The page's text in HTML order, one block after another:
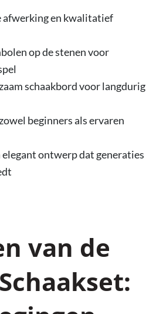
afwerking en kwalitatief
op de stenen voor
schaakbord voor langdurig
beginners als ervaren
elegant ontwerp dat generaties
van de